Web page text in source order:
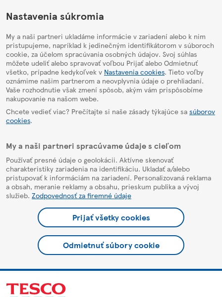
HelpPage
Nastavenia súkromia
My a naši partneri ukladáme informácie v zariadení alebo k nim
pristupujeme, napríklad k jedinečným identifikátorom v súboroch
cookie, za účelom spracúvania osobných údajov. Svoj súhlas
môžete udeliť alebo spravovať voľbou Prijať alebo Odmietnuť
všetko, prípadne kedykoľvek v Nastavenia cookies. Tieto voľby
oznámime našim partnerom a neovplyvnia údaje o prehliadaní.
Vaše rozhodnutie však zmení spôsob, akým vám prispôsobíme
nakupovanie na našom webe.
Chcete vedieť viac? Prečítajte si naše zásady týkajúce sa súborov
cookies.
My a naši partneri spracúvame údaje s cieľom
Používať presné údaje o geolokácii. Aktívne skenovať
charakteristiky zariadenia na identifikáciu. Ukladať a/alebo
pristupovať k informáciám na zariadení. Personalizovaná reklama
a obsah, meranie reklamy a obsahu, prieskum publika a vývoj
služieb. Zodpovednosť za firemné údaje
Prijať všetky cookies
Odmietnuť súbory cookie